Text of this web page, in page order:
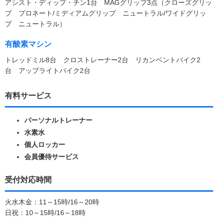
アシスト・ディップ・チン1台 MAGグリップ3点（クローズグリッ
プ プロネート/ミディアムグリップ ニュートラル/ワイドグリッ
プ ニュートラル）
有酸素マシン
トレッドミル8台 クロストレーナー2台 リカンベントバイク2
台 アップライトバイク2台
有料サービス
パーソナルトレーナー
水素水
個人ロッカー
会員優待サービス
受付対応時間
火水木金：11～15時/16～20時
日祝：10～15時/16～18時